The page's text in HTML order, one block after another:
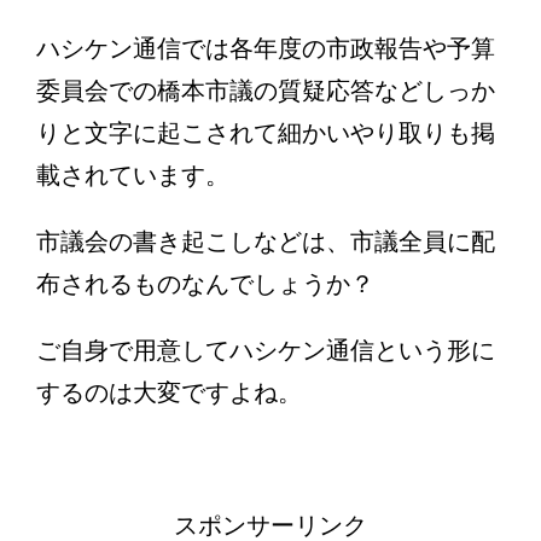
ハシケン通信では各年度の市政報告や予算
委員会での橋本市議の質疑応答などしっか
りと文字に起こされて細かいやり取りも掲
載されています。
市議会の書き起こしなどは、市議全員に配
布されるものなんでしょうか？
ご自身で用意してハシケン通信という形に
するのは大変ですよね。
スポンサーリンク